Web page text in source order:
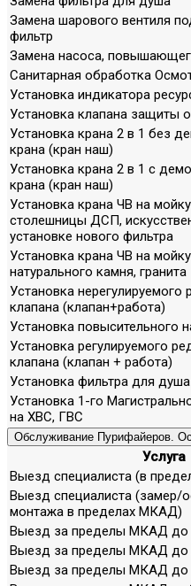
Замена шарового вентиля
фильтр
Замена насоса,
Санитарная обработка
Установка индикатора
Установка клапана защиты
Установка крана 2 в 1 без
крана (кран наш)
Установка крана 2 в 1 с
крана (кран наш)
Установка крана ЧВ на
столешницы ДСП,
установке нового фильтра
Установка крана ЧВ на
натурального камня, гранита
Установка нерегулируемого
клапана (клапан+работа)
Установка повысительного
Установка регулируемого
клапана (клапан + работа)
Установка фильтра для душа
Установка 1-го
на ХВС, ГВС
Обслуживание Пурифайеров.
Услуга
Выезд специалиста (в
Выезд специалиста (замер/
монтажа в пределах МКАД)
Выезд за пределы МКАД до
Выезд за пределы МКАД до
Выезд за пределы МКАД до